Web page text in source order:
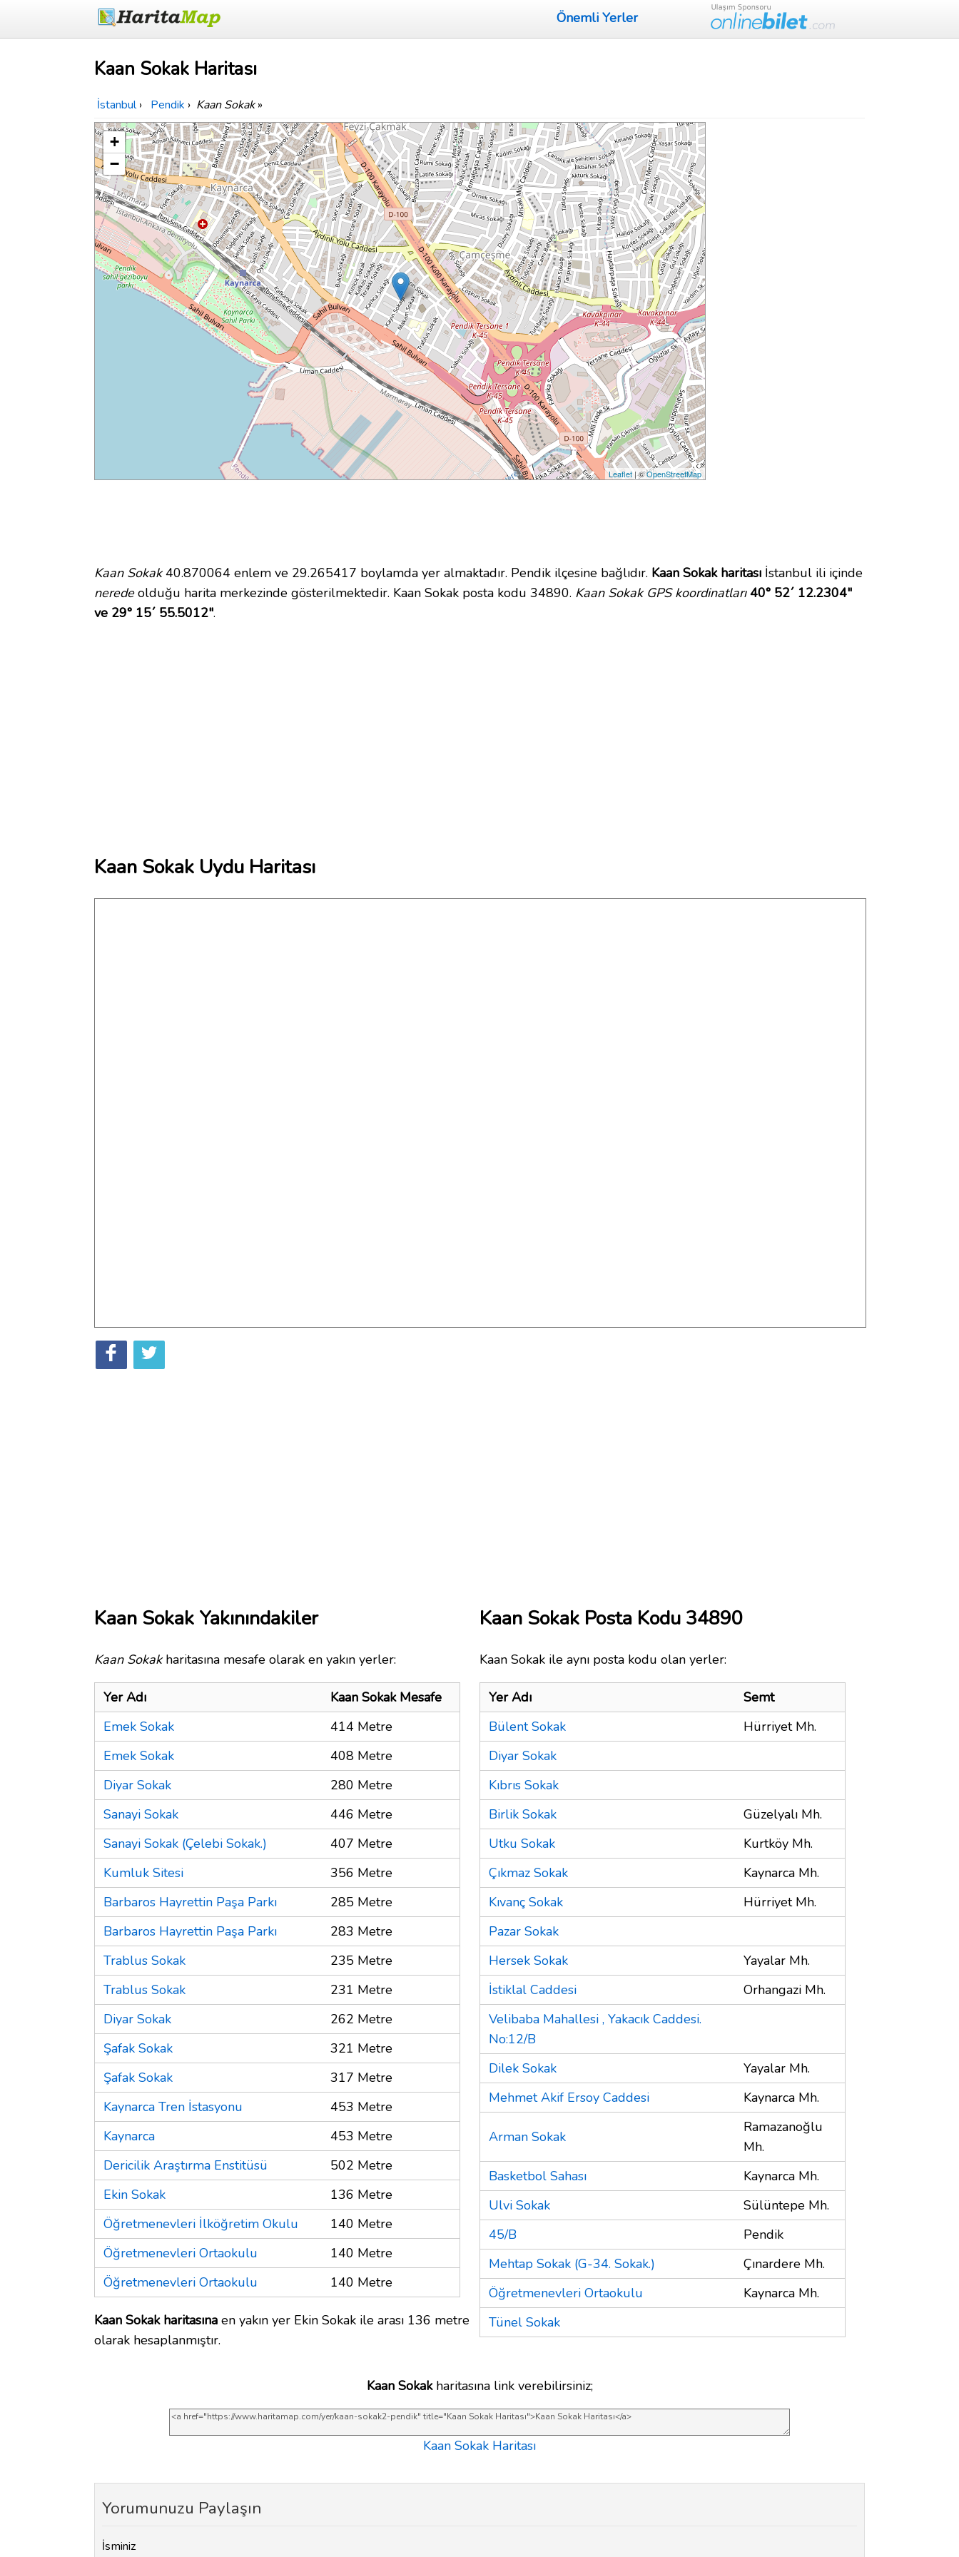
Önemli Yerler
Kaan Sokak Haritası
İstanbul › Pendik › Kaan Sokak»
+
−
Leaflet | ©OpenStreetMap
Kaan Sokak40.870064 enlem ve 29.265417 boylamda yer almaktadır. Pendik ilçesine bağlıdır. Kaan Sokak haritası İstanbul ili içinde
neredeolduğu harita merkezinde gösterilmektedir. Kaan Sokak posta kodu 34890. Kaan Sokak GPS koordinatları 40° 52´ 12.2304"
ve 29° 15´ 55.5012".
Kaan Sokak Uydu Haritası
Kaan Sokak Yakınındakiler
Kaan Sokakharitasına mesafe olarak en yakın yerler:
Yer Adı
Kaan Sokak Mesafe
Emek Sokak
414 Metre
Emek Sokak
408 Metre
Diyar Sokak
280 Metre
Sanayi Sokak
446 Metre
Sanayi Sokak (Çelebi Sokak.)
407 Metre
Kumluk Sitesi
356 Metre
Barbaros Hayrettin Paşa Parkı
285 Metre
Barbaros Hayrettin Paşa Parkı
283 Metre
Trablus Sokak
235 Metre
Trablus Sokak
231 Metre
Diyar Sokak
262 Metre
Şafak Sokak
321 Metre
Şafak Sokak
317 Metre
Kaynarca Tren İstasyonu
453 Metre
Kaynarca
453 Metre
Dericilik Araştırma Enstitüsü
502 Metre
Ekin Sokak
136 Metre
Öğretmenevleri İlköğretim Okulu
140 Metre
Öğretmenevleri Ortaokulu
140 Metre
Öğretmenevleri Ortaokulu
140 Metre
Kaan Sokak haritasına en yakın yer Ekin Sokak ile arası 136 metre
olarak hesaplanmıştır.
Kaan Sokak Posta Kodu 34890
Kaan Sokak ile aynı posta kodu olan yerler:
Yer Adı
Semt
Bülent Sokak
Hürriyet Mh.
Diyar Sokak
Kıbrıs Sokak
Birlik Sokak
Güzelyalı Mh.
Utku Sokak
Kurtköy Mh.
Çıkmaz Sokak
Kaynarca Mh.
Kıvanç Sokak
Hürriyet Mh.
Pazar Sokak
Hersek Sokak
Yayalar Mh.
İstiklal Caddesi
Orhangazi Mh.
Velibaba Mahallesi , Yakacık Caddesi.
No:12/B
Dilek Sokak
Yayalar Mh.
Mehmet Akif Ersoy Caddesi
Kaynarca Mh.
Arman Sokak
Ramazanoğlu
Mh.
Basketbol Sahası
Kaynarca Mh.
Ulvi Sokak
Sülüntepe Mh.
45/B
Pendik
Mehtap Sokak (G-34. Sokak.)
Çınardere Mh.
Öğretmenevleri Ortaokulu
Kaynarca Mh.
Tünel Sokak
Kaan Sokakharitasına link verebilirsiniz;
Kaan Sokak Haritası
Yorumunuzu Paylaşın
İsminiz